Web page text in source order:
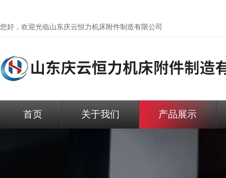
您好，欢迎光临山东庆云恒力机床附件制造有限公司
首页 关于我们 产品展示